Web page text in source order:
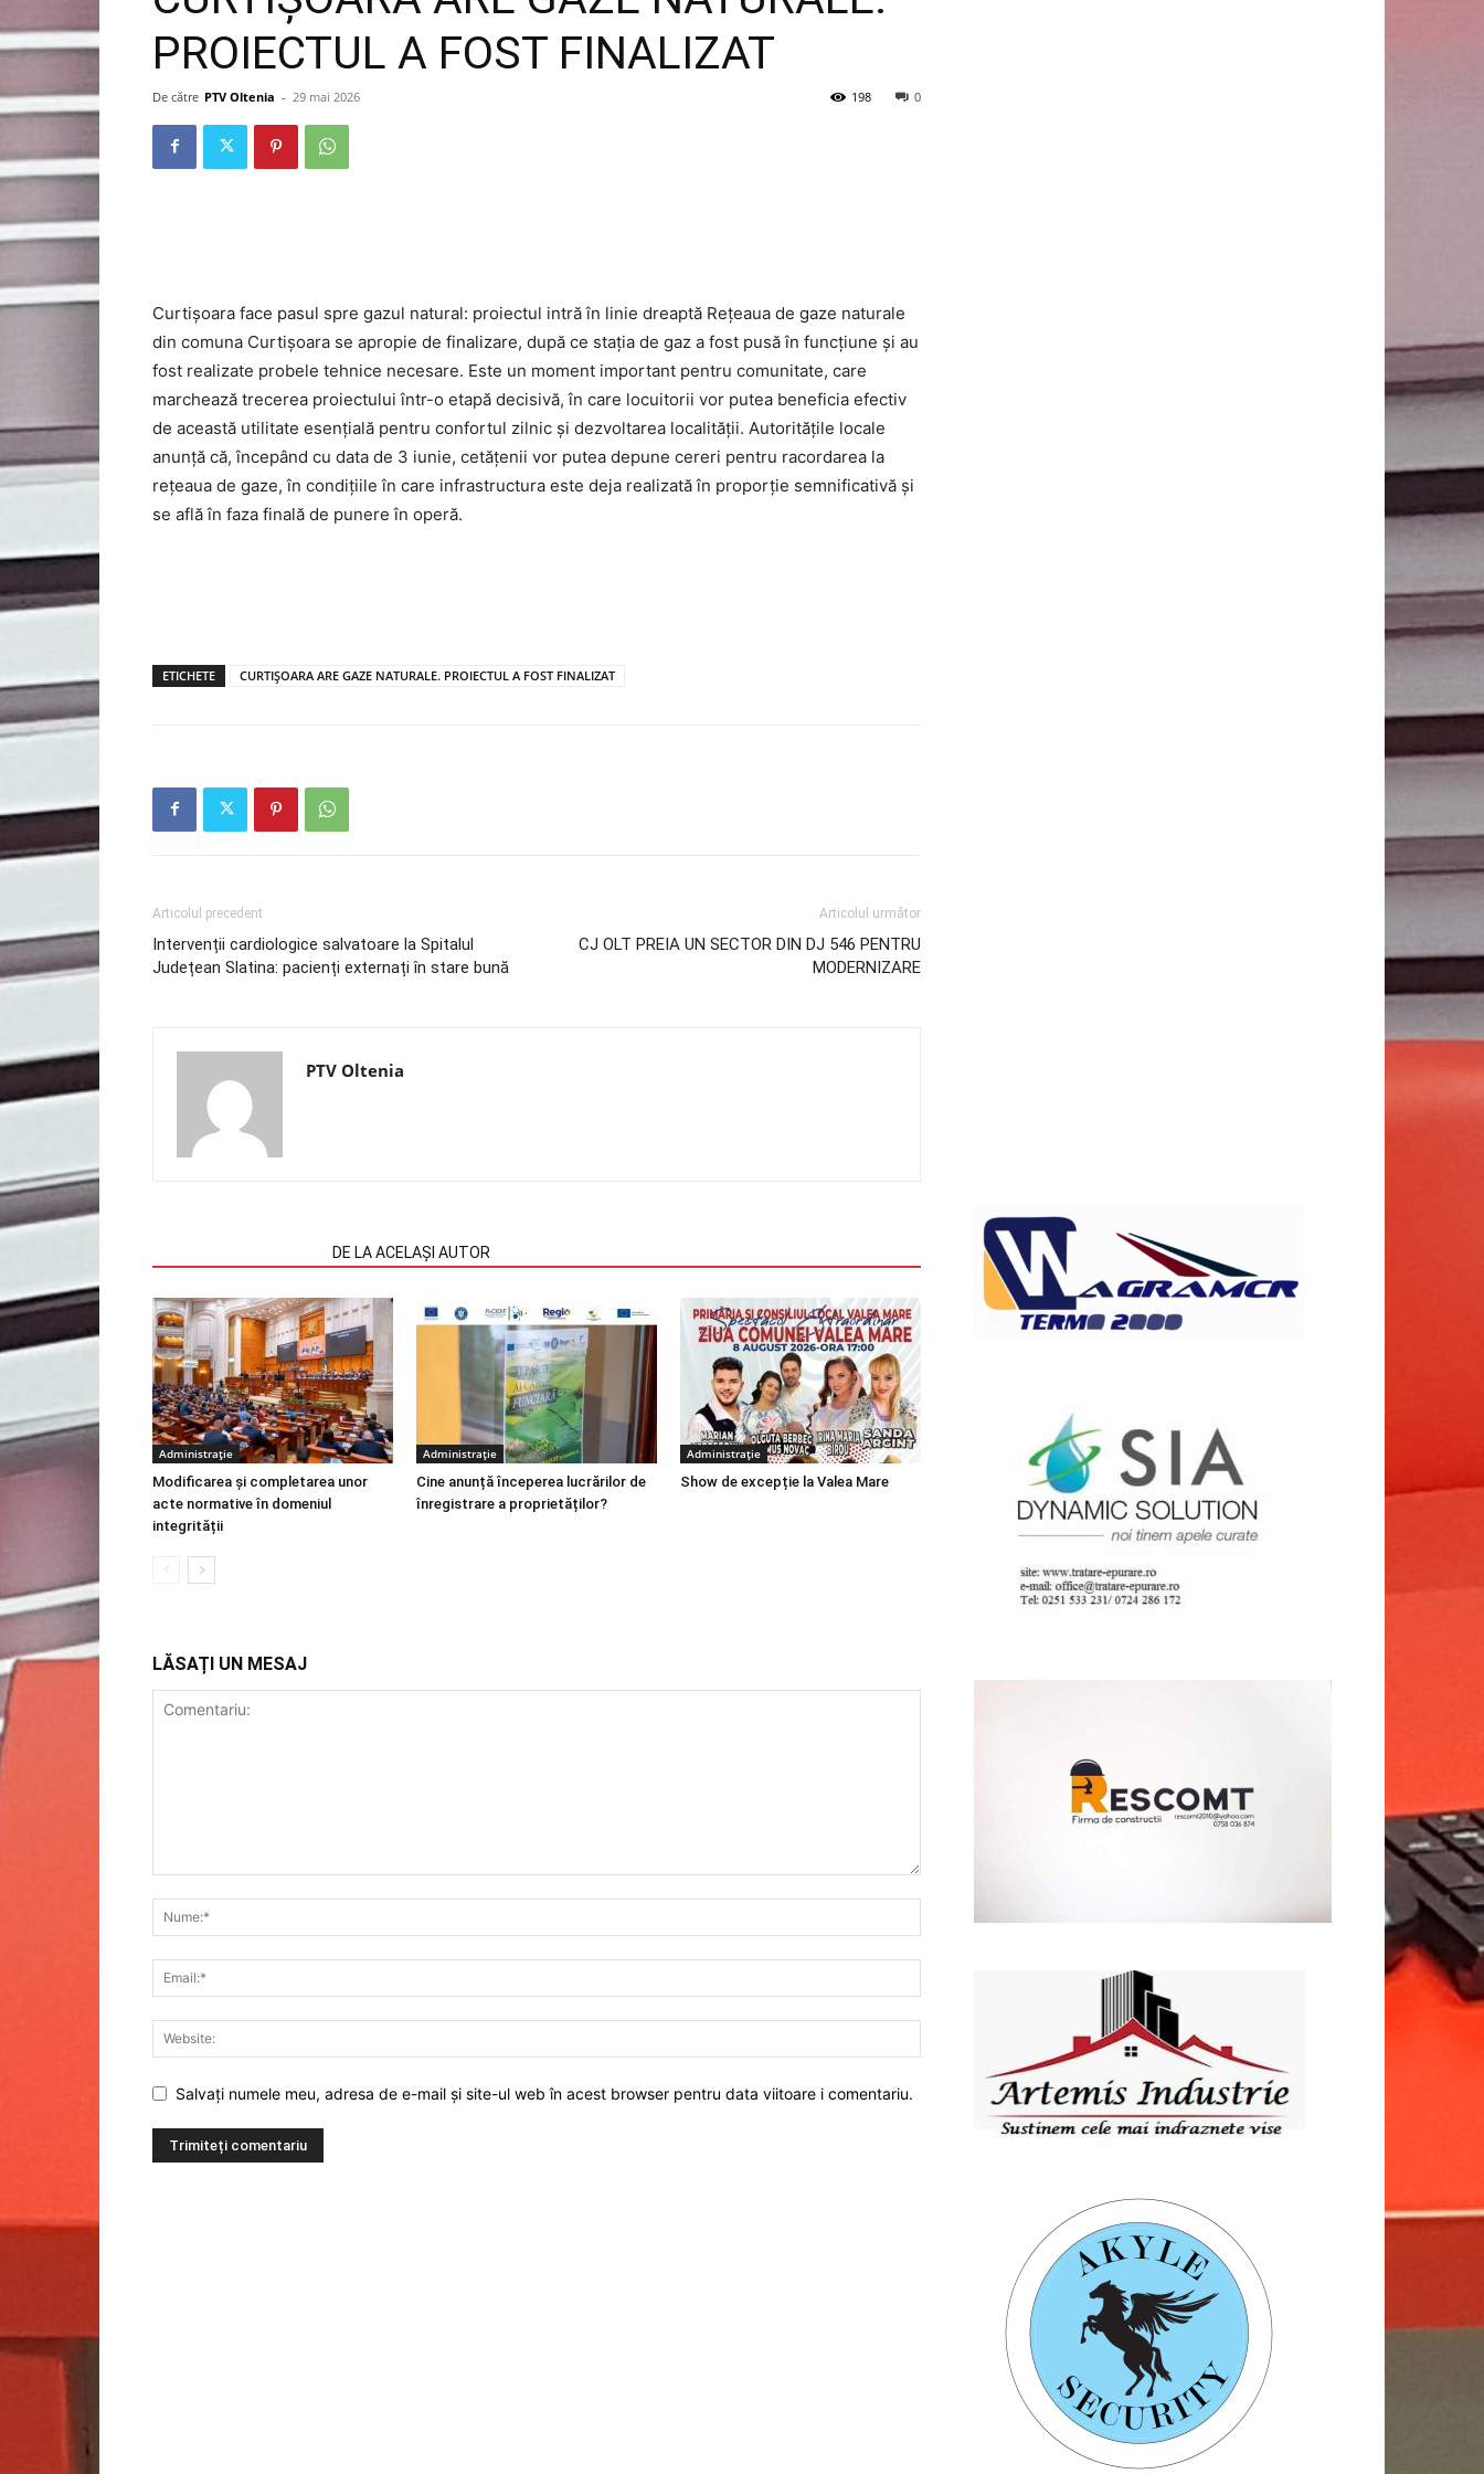
PROIECTUL A FOST FINALIZAT
De către PTV Oltenia - 29 mai 2026 0
198
Curtișoara face pasul spre gazul natural: proiectul intră în linie dreaptă Rețeaua de gaze naturale
din comuna Curtișoara se apropie de finalizare, după ce stația de gaz a fost pusă în funcțiune și au
fost realizate probele tehnice necesare. Este un moment important pentru comunitate, care
marchează trecerea proiectului într-o etapă decisivă, în care locuitorii vor putea beneficia efectiv
de această utilitate esențială pentru confortul zilnic și dezvoltarea localității. Autoritățile locale
anunță că, începând cu data de 3 iunie, cetățenii vor putea depune cereri pentru racordarea la
rețeaua de gaze, în condițiile în care infrastructura este deja realizată în proporție semnificativă și
se află în faza finală de punere în operă.
ETICHETE CURTIȘOARA ARE GAZE NATURALE. PROIECTUL A FOST FINALIZAT
Articolul precedent
Intervenții cardiologice salvatoare la Spitalul
Județean Slatina: pacienți externați în stare bună
Articolul următor
CJ OLT PREIA UN SECTOR DIN DJ 546 PENTRU
MODERNIZARE
PTV Oltenia
DE LA ACELAȘI AUTOR
Administrație
Modificarea și completarea unor
acte normative în domeniul
integrității
Administrație
Cine anunță începerea lucrărilor de
înregistrare a proprietăților?
Administrație
Show de excepție la Valea Mare
LĂSAȚI UN MESAJ
Salvați numele meu, adresa de e-mail și site-ul web în acest browser pentru data viitoare i comentariu.